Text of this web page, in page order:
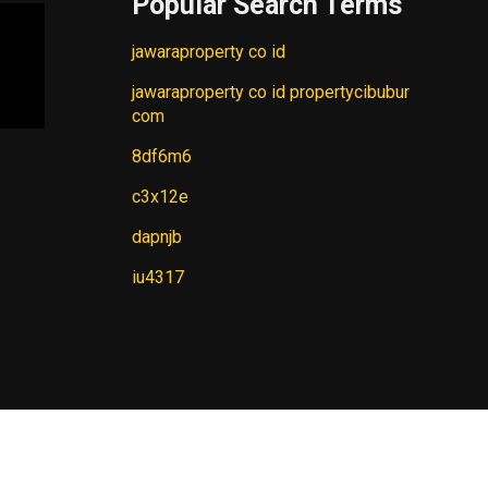
jawaraproperty co id
jawaraproperty co id propertycibubur
com
8df6m6
c3x12e
dapnjb
iu4317